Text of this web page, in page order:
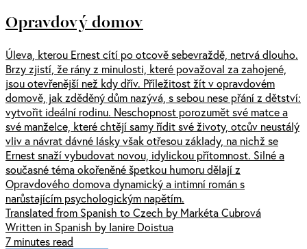
Opravdový domov
Úleva, kterou Ernest cítí po otcově sebevraždě, netrvá dlouho.
Brzy zjistí, že rány z minulosti, které považoval za zahojené,
jsou otevřenější než kdy dřív. Příležitost žít v opravdovém
domově, jak zděděný dům nazývá, s sebou nese přání z dětství:
vytvořit ideální rodinu. Neschopnost porozumět své matce a
své manželce, které chtějí samy řídit své životy, otcův neustálý
vliv a návrat dávné lásky však otřesou základy, na nichž se
Ernest snaží vybudovat novou, idylickou přítomnost. Silné a
současné téma okořeněné špetkou humoru dělají z
Opravdového domova dynamický a intimní román s
narůstajícím psychologickým napětím.
Translated from Spanish to Czech by Markéta Cubrová
Written in Spanish by Ianire Doistua
7 minutes read